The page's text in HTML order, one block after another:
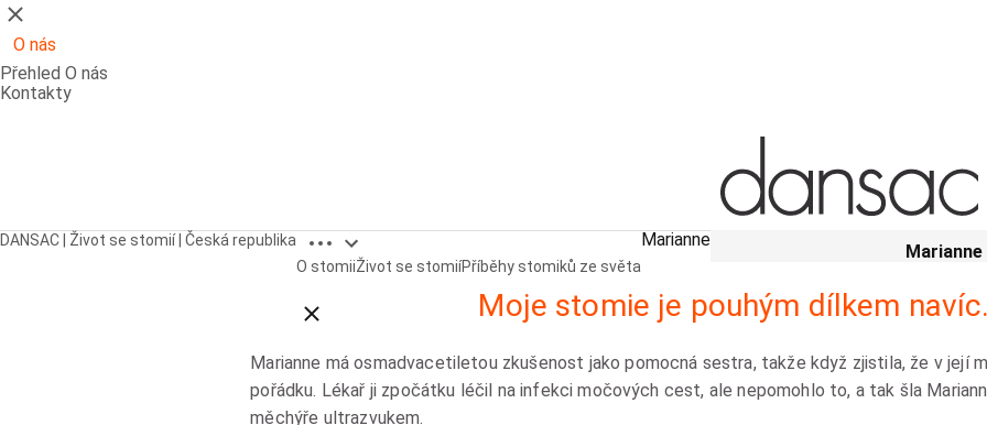
Zavřít
O nás
Přehled O nás
Kontakty
DANSAC | Život se stomií | Česká republika Open breadcrumbs
Close breadcrumbs
O stomiiŽivot se stomiíPříběhy stomiků ze světa
Marianne
Moje stomie je pouhým dílkem
Marianne má osmadvacetiletou zkušenost jako pomocná sestra, takže když zjistila, že v její
pořádku. Lékař ji zpočátku léčil na infekci močových cest, ale nepomohlo to, a tak šla
měchýře ultrazvukem.